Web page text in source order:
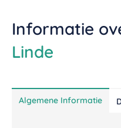
Informatie
Linde
Algemene Informatie